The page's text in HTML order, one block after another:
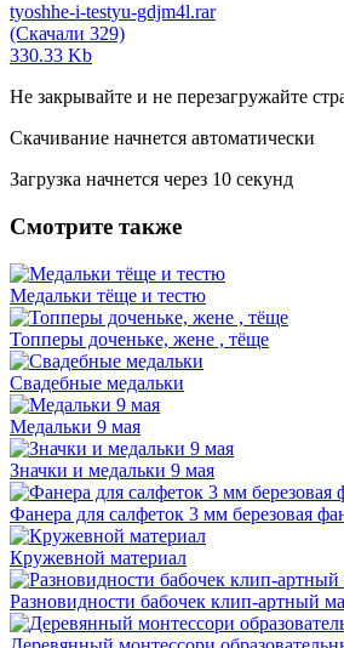
tyoshhe-i-testyu-gdjm4l.rar
(Скачали 329)
330.33 Kb
Не закрывайте и не перезагружайте
Скачивание начнется автоматически
Загрузка начнется через 10 секунд
Смотрите также
Медальки тёще и тестю
Топперы доченьке, жене , тёще
Свадебные медальки
Медальки 9 мая
Значки и медальки 9 мая
Фанера для салфеток 3 мм березовая
Кружевной материал
Разновидности бабочек клип-артный